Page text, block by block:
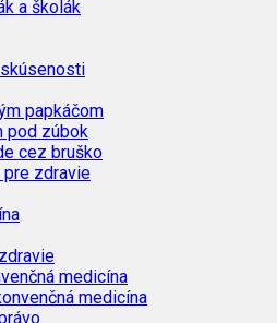
a školák
papkáčom
pod zúbok
cez bruško
pre zdravie
medicína
medicína